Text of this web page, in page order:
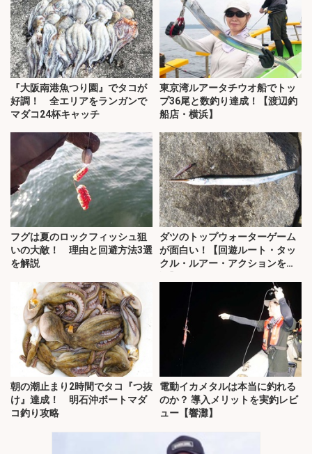
『大阪南港魚つり園』でタコが
好調！ 全エリアをランガンで
マダコ24杯キャッチ
東京湾ルアータチウオ船でトッ
プ36尾と数釣り達成！【渡辺釣
船店・横浜】
フグは夏のロックフィッシュ狙
いの大敵！ 理由と回避方法3選
を解説
ダツのトップウォーターゲーム
が面白い！【回遊ルート・タッ
クル・ルアー・アクションを解
朝の潮止まり2時間でタコ『つ抜
け』達成！ 明石沖ボートマダ
コ釣り攻略
電動イカメタルは本当に釣れる
のか？ 導入メリットを実釣レビ
ュー【響灘】